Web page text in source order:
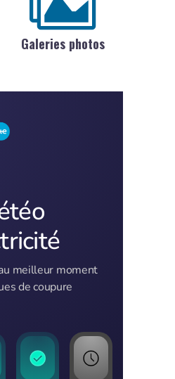
Galeries photos